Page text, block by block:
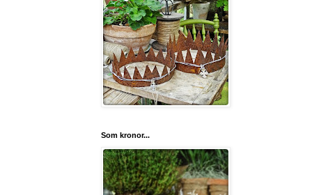
Som kronor...